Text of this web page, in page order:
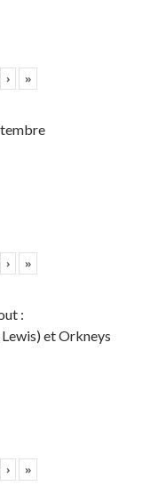
› »
› »
:
et Orkneys
› »